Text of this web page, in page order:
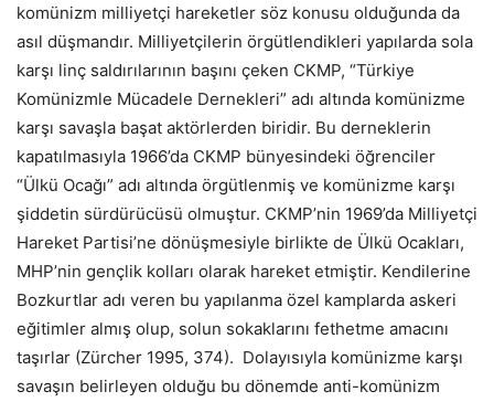
komünizm milliyetçi hareketler söz konusu olduğunda da
asıl düşmandır. Milliyetçilerin örgütlendikleri yapılarda sola
karşı linç saldırılarının başını çeken CKMP, “Türkiye
Komünizmle Mücadele Dernekleri” adı altında komünizme
karşı savaşla başat aktörlerden biridir. Bu derneklerin
kapatılmasıyla 1966’da CKMP bünyesindeki öğrenciler
“Ülkü Ocağı” adı altında örgütlenmiş ve komünizme karşı
şiddetin sürdürücüsü olmuştur. CKMP’nin 1969’da Milliyetçi
Hareket Partisi’ne dönüşmesiyle birlikte de Ülkü Ocakları,
MHP’nin gençlik kolları olarak hareket etmiştir. Kendilerine
Bozkurtlar adı veren bu yapılanma özel kamplarda askeri
eğitimler almış olup, solun sokaklarını fethetme amacını
taşırlar (Zürcher 1995, 374). Dolayısıyla komünizme karşı
savaşın belirleyen olduğu bu dönemde anti-komünizm